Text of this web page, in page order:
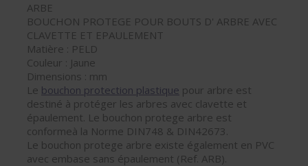
ARBE
BOUCHON PROTEGE POUR BOUTS D' ARBRE AVEC
CLAVETTE ET EPAULEMENT
Matière : PELD
Couleur : Jaune
Dimensions : mm
Le bouchon protection plastique pour arbre est
destiné à protéger les arbres avec clavette et
épaulement. Le bouchon protege arbre est
conformeà la Norme DIN748 & DIN42673.
Le bouchon protege arbre existe également en PVC
avec embase sans épaulement (Ref. ARB).